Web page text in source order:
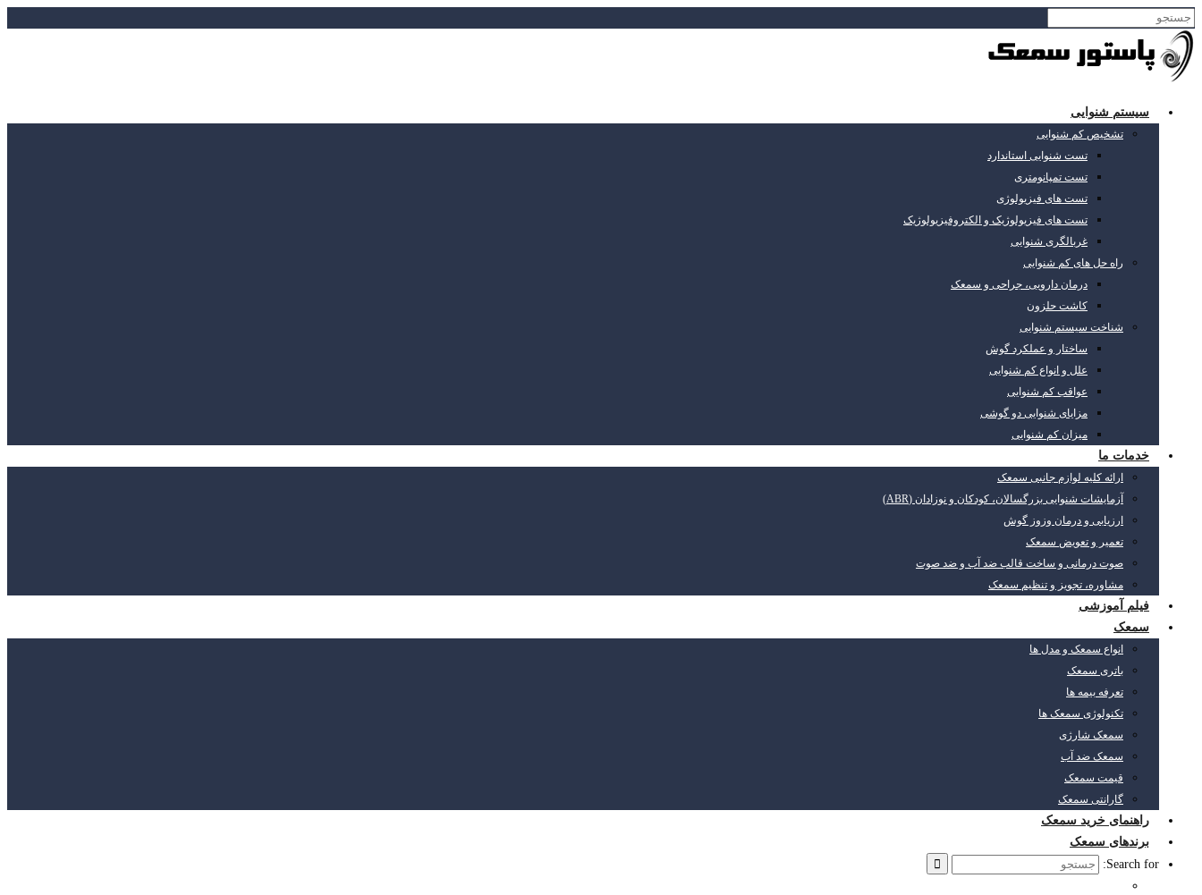
سیستم شنوایی
تشخیص کم شنوایی
تست شنوایی استاندارد
تست تمپانومتری
تست های فیزیولوژی
تست های فیزیولوژیک و الکتروفیزیولوژیک
غربالگری شنوایی
راه حل های کم شنوایی
درمان دارویی، جراحی و سمعک
کاشت حلزون
شناخت سیستم شنوایی
ساختار و عملکرد گوش
علل و انواع کم شنوایی
عواقب کم شنوایی
مزایای شنوایی دو گوشی
میزان کم شنوایی
خدمات ما
ارائه کلیه لوازم جانبی سمعک
آزمایشات شنوایی بزرگسالان، کودکان و نوزادان (ABR)
ارزیابی و درمان وزوز گوش
تعمیر و تعویض سمعک
صوت درمانی و ساخت قالب ضد آب و ضد صوت
مشاوره، تجویز و تنظیم سمعک
فیلم آموزشی
سمعک
انواع سمعک و مدل ها
باتری سمعک
تعرفه بیمه ها
تکنولوژی سمعک ها
سمعک شارژی
سمعک ضد آب
قیمت سمعک
گارانتی سمعک
راهنمای خرید سمعک
برندهای سمعک
Search for: